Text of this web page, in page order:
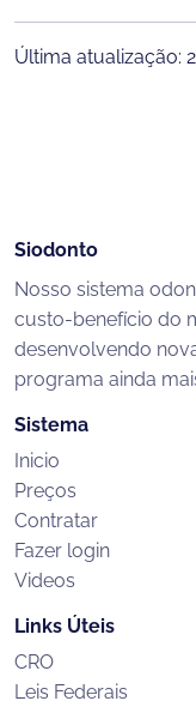
Última atualização:
Siodonto
Nosso sistema
custo-benefício do
desenvolvendo
programa ainda
Sistema
Inicio
Preços
Contratar
Fazer login
Videos
Links Úteis
CRO
Leis Federais